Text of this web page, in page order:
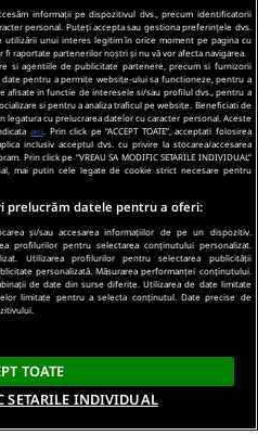
informații pe dispozitivul dvs., precum identificatorii
personal. Puteți accepta sau gestiona preferințele dvs.
utilizării unui interes legitim în orice moment pe pagina cu
raportate partenerilor noștri și nu vă vor afecta navigarea.
si agentiile de publicitate partenere, precum si furnizorii
pentru a permite website-ului sa functioneze, pentru a
afisate in functie de interesele si/sau profilul dvs., pentru a
si pentru a analiza traficul pe website. Beneficiati de
legatura cu prelucrarea datelor cu caracter personal. Aceste
aici . Prin click pe “ACCEPT TOATE”, acceptati folosirea
inclusiv acceptul dvs. cu privire la stocarea/accesarea
Prin click pe “VREAU SA MODIFIC SETARILE INDIVIDUAL”
mai putin cele legate de cookie strict necesare pentru
prelucrăm datele pentru a oferi:
și/sau accesarea informațiilor de pe un dispozitiv.
profilurilor pentru selectarea conținutului personalizat.
Utilizarea profilurilor pentru selectarea publicității
personalizată. Măsurarea performanței conținutului.
de date din surse diferite. Utilizarea de date limitate
limitate pentru a selecta conținutul. Date precise de
TOATE
SETARILE INDIVIDUAL